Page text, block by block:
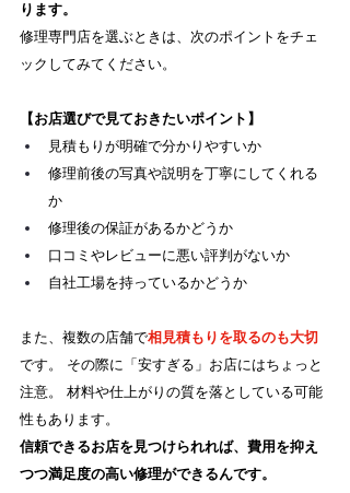
ります。
修理専門店を選ぶときは、次のポイントをチェ
ックしてみてください。
【お店選びで見ておきたいポイント】
見積もりが明確で分かりやすいか
修理前後の写真や説明を丁寧にしてくれる
か
修理後の保証があるかどうか
口コミやレビューに悪い評判がないか
自社工場を持っているかどうか
また、複数の店舗で相見積もりを取るのも大切
です。 その際に「安すぎる」お店にはちょっと
注意。 材料や仕上がりの質を落としている可能
性もあります。
信頼できるお店を見つけられれば、費用を抑え
つつ満足度の高い修理ができるんです。